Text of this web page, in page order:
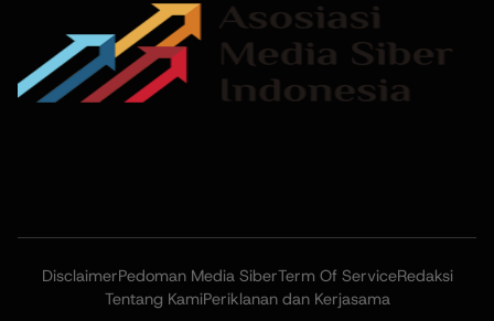
DisclaimerPedoman Media SiberTerm Of ServiceRedaksi
Tentang KamiPeriklanan dan Kerjasama